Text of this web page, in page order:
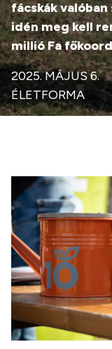
fácskák
idén meg kell
millió Fa
2025. MÁJUS 6.
ÉLETFORMA